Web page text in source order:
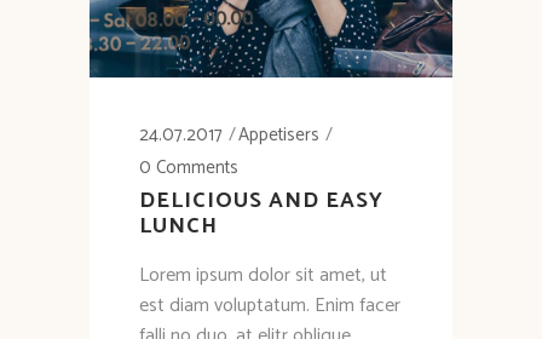
24.07.2017 Appetisers
0 Comments
DELICIOUS AND EASY
LUNCH
Lorem ipsum dolor sit amet, ut
est diam voluptatum. Enim facer